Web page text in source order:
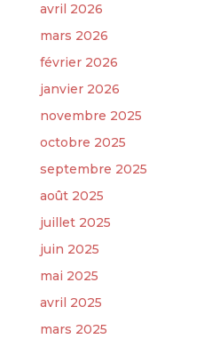
avril 2026
mars 2026
février 2026
janvier 2026
novembre 2025
octobre 2025
septembre 2025
août 2025
juillet 2025
juin 2025
mai 2025
avril 2025
mars 2025